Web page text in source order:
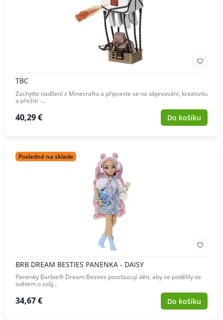
TBC
Zachyťte nadšení z Minecraftu a připravte se na objevování, kreativitu
a přežití -…
40,29 € Do košíku
Posledné na sklade
BRB DREAM BESTIES PANENKA - DAISY
Panenky Barbie® Dream Besties povzbuzují děti, aby se podělily se
světem o svůj…
34,67 € Do košíku